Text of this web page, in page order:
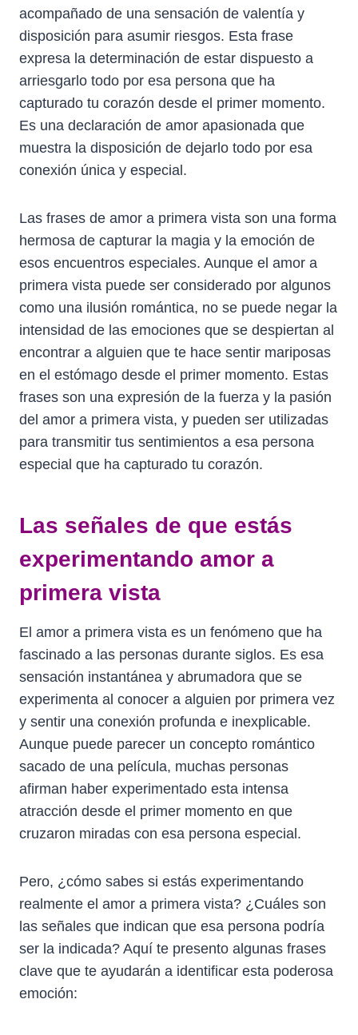
acompañado de una sensación de valentía y
disposición para asumir riesgos. Esta frase
expresa la determinación de estar dispuesto a
arriesgarlo todo por esa persona que ha
capturado tu corazón desde el primer momento.
Es una declaración de amor apasionada que
muestra la disposición de dejarlo todo por esa
conexión única y especial.
Las frases de amor a primera vista son una forma
hermosa de capturar la magia y la emoción de
esos encuentros especiales. Aunque el amor a
primera vista puede ser considerado por algunos
como una ilusión romántica, no se puede negar la
intensidad de las emociones que se despiertan al
encontrar a alguien que te hace sentir mariposas
en el estómago desde el primer momento. Estas
frases son una expresión de la fuerza y la pasión
del amor a primera vista, y pueden ser utilizadas
para transmitir tus sentimientos a esa persona
especial que ha capturado tu corazón.
Las señales de que estás
experimentando amor a
primera vista
El amor a primera vista es un fenómeno que ha
fascinado a las personas durante siglos. Es esa
sensación instantánea y abrumadora que se
experimenta al conocer a alguien por primera vez
y sentir una conexión profunda e inexplicable.
Aunque puede parecer un concepto romántico
sacado de una película, muchas personas
afirman haber experimentado esta intensa
atracción desde el primer momento en que
cruzaron miradas con esa persona especial.
Pero, ¿cómo sabes si estás experimentando
realmente el amor a primera vista? ¿Cuáles son
las señales que indican que esa persona podría
ser la indicada? Aquí te presento algunas frases
clave que te ayudarán a identificar esta poderosa
emoción: